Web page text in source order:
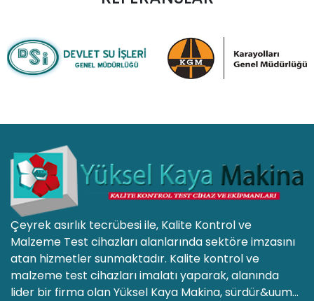
Çeyrek asırlık tecrübesi ile, Kalite Kontrol ve
Malzeme Test cihazları alanlarında sektöre imzasını
atan hizmetler sunmaktadır. Kalite kontrol ve
malzeme test cihazları imalatı yaparak, alanında
lider bir firma olan Yüksel Kaya Makina, sürdür&uum...